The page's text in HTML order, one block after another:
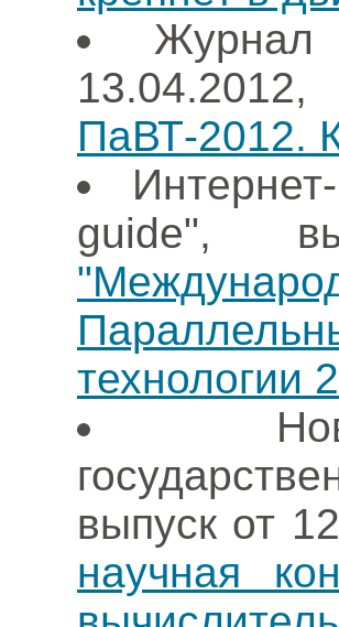
ПаВТ-2012.
guide",
технологии
выпуск от
научная